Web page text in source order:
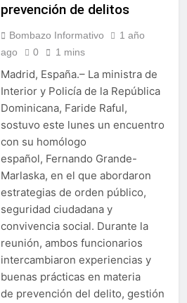
prevención de delitos
Bombazo Informativo
1 año
ago
0 1 mins
Madrid, España.– La ministra de
Interior y Policía de la República
Dominicana, Faride Raful,
sostuvo este lunes un encuentro
con su homólogo
español, Fernando Grande-
Marlaska, en el que abordaron
estrategias de orden público,
seguridad ciudadana y
convivencia social. Durante la
reunión, ambos funcionarios
intercambiaron experiencias y
buenas prácticas en materia
de prevención del delito, gestión